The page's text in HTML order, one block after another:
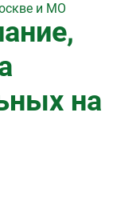
и МО
на